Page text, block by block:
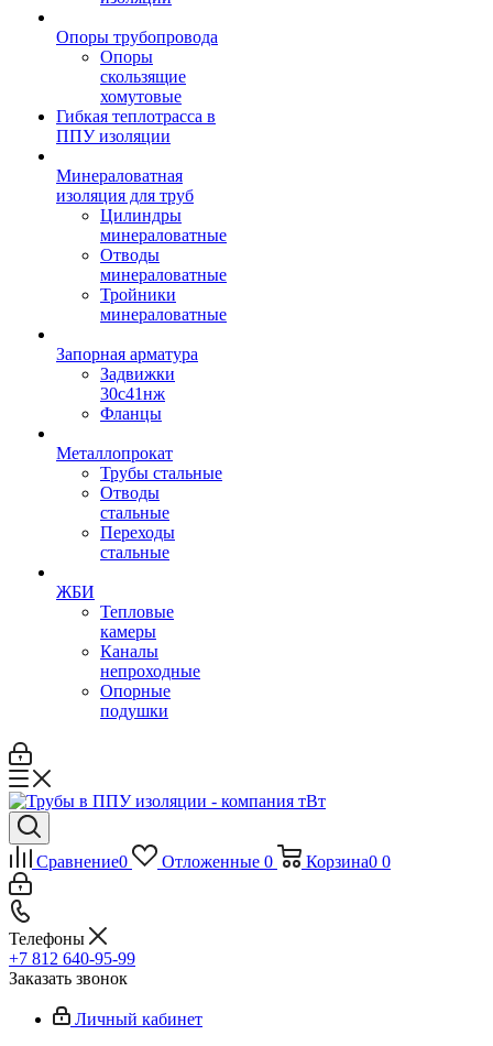
Опоры трубопровода
Опоры
скользящие
хомутовые
Гибкая теплотрасса в
ППУ изоляции
Минераловатная
изоляция для труб
Цилиндры
минераловатные
Отводы
минераловатные
Тройники
минераловатные
Запорная арматура
Задвижки
30с41нж
Фланцы
Металлопрокат
Трубы стальные
Отводы
стальные
Переходы
стальные
ЖБИ
Тепловые
камеры
Каналы
непроходные
Опорные
подушки
Сравнение0 Отложенные 0 Корзина0 0
Телефоны
+7 812 640-95-99
Заказать звонок
Личный кабинет